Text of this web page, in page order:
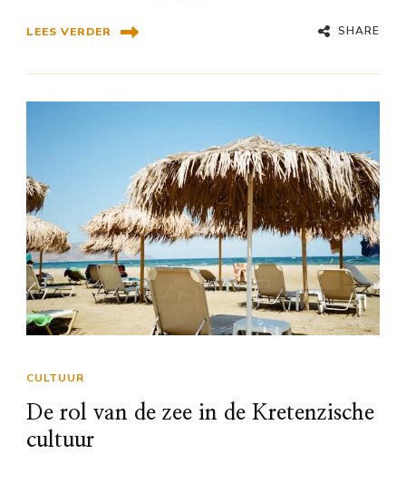
LEES VERDER SHARE
CULTUUR
De rol van de zee in de Kretenzische
cultuur